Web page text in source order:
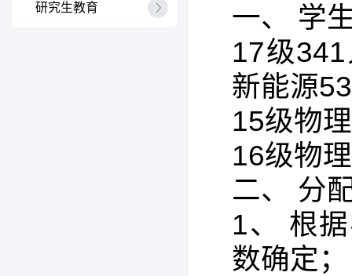
研究生教育
一、 学
17级
新能源
15级物
16级物
二、 分
1、 根
数确定；